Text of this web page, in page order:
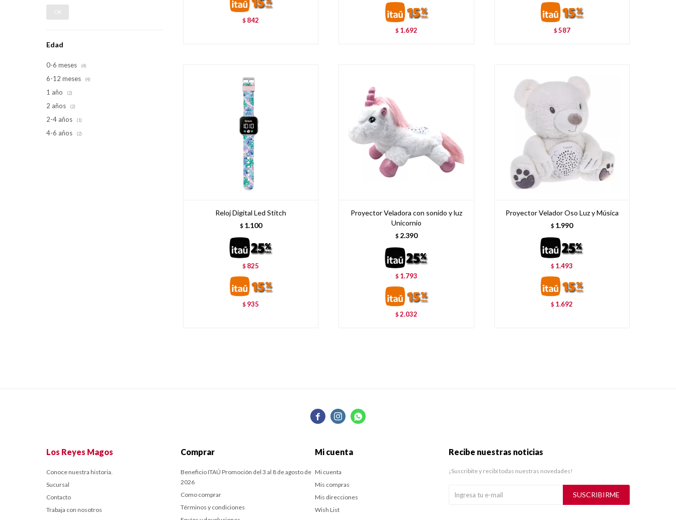
$ 842
$ 1.692 $587
Reloj Digital Led Stitch
$ 1.100
$ 825
$ 935
Proyector Veladora con sonido y luz
Unicornio
$ 2.390
$ 1.793
$2.032
Proyector Velador Oso Luz y Música
$ 1.990
$ 1.493
$ 1.692
OK
Edad
0-6 meses (4)
6-12 meses (4)
1 año (2)
2 años (2)
2-4 años (1)
4-6 años (2)
  
Los Reyes Magos
Conoce nuestra historia.
Sucursal
Contacto
Trabaja con nosotros
Comprar
Beneficio ITAÚ Promoción del 3 al 8 de agosto de
2026
Como comprar
Términos y condiciones
Mi cuenta
Mi cuenta
Mis compras
Mis direcciones
Wish List
Recibe nuestras noticias
¡Suscribite y recibí todas nuestras novedades!
SUSCRIBIRME